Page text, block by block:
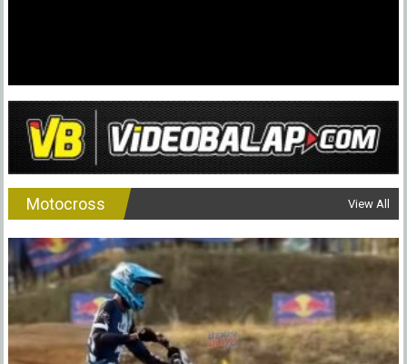
Motocross View All